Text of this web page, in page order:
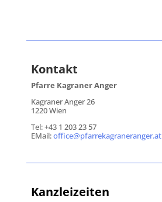
Kontakt
Pfarre Kagraner Anger
Kagraner Anger 26
1220 Wien
Tel: +43 1 203 23 57
EMail:office@pfarrekagraneranger.at
Kanzleizeiten